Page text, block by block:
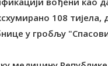
108
у гробљу